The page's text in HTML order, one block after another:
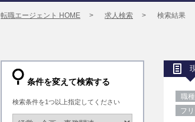
転職エージェント HOME 求人検索 検索結果
条件を変えて検索する
検索条件を1つ以上指定してください
職種
フ